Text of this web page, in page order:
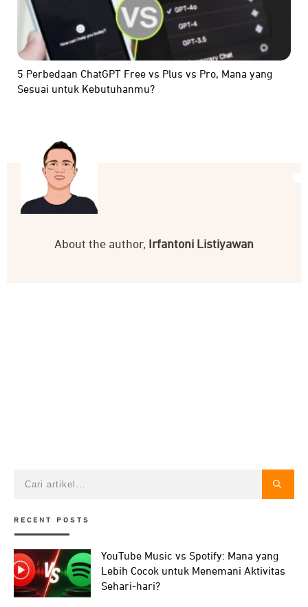
5 Perbedaan ChatGPT Free vs Plus vs Pro, Mana yang
Sesuai untuk Kebutuhanmu?
About the author, Irfantoni Listiyawan
RECENT POSTS
YouTube Music vs Spotify: Mana yang
Lebih Cocok untuk Menemani Aktivitas
Sehari-hari?